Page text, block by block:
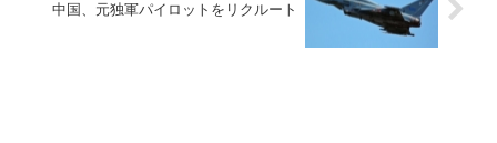
中国、元独軍パイロットをリクルート